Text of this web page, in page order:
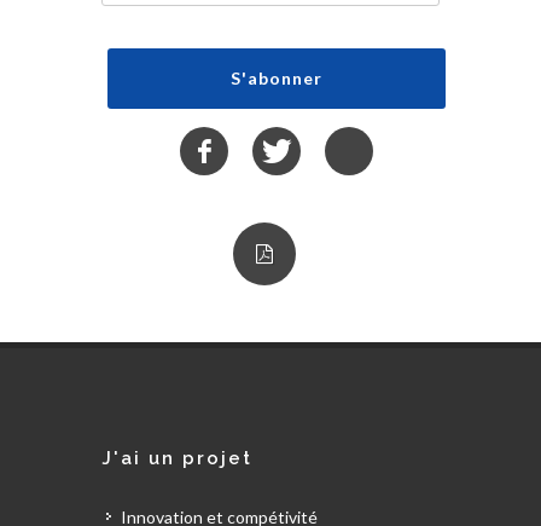
J'ai un projet
Innovation et compétivité